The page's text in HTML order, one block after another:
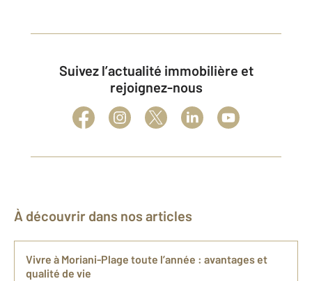
Suivez l’actualité immobilière et
rejoignez-nous
À découvrir dans nos articles
Vivre à Moriani-Plage toute l’année : avantages et
qualité de vie